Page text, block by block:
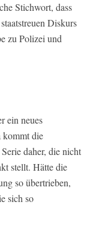
Stichwort, dass
Diskurs
zu Polizei und
ein neues
kommt die
daher, die nicht
stellt. Hätte die
so übertrieben,
sich so